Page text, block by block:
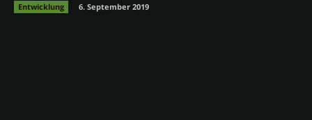
Entwicklung 6. September 2019